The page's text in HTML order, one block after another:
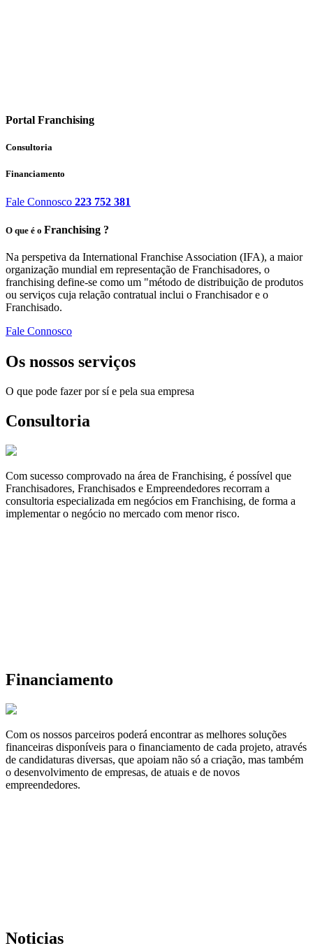
Portal Franchising
Consultoria
Financiamento
Fale Connosco 223 752 381
O que é o Franchising ?
Na perspetiva da International Franchise Association (IFA), a maior
organização mundial em representação de Franchisadores, o
franchising define-se como um "método de distribuição de produtos
ou serviços cuja relação contratual inclui o Franchisador e o
Franchisado.
Fale Connosco
Os nossos serviços
O que pode fazer por sí e pela sua empresa
Consultoria
Com sucesso comprovado na área de Franchising, é possível que
Franchisadores, Franchisados e Empreendedores recorram a
consultoria especializada em negócios em Franchising, de forma a
implementar o negócio no mercado com menor risco.
Financiamento
Com os nossos parceiros poderá encontrar as melhores soluções
financeiras disponíveis para o financiamento de cada projeto, através
de candidaturas diversas, que apoiam não só a criação, mas também
o desenvolvimento de empresas, de atuais e de novos
empreendedores.
Noticias